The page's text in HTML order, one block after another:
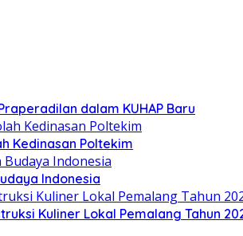
dalam KUHAP Baru
Kedinasan Poltekim
Indonesia
Kuliner Lokal Pemalang Tahun